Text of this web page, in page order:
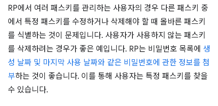
RP에서 여러 패스키를 관리하는 사용자의 경우 다른 패스키 중
에서 특정 패스키를 수정하거나 삭제해야 할 때 올바른 패스키
를 식별하는 것이 문제입니다. 사용자가 사용하지 않는 패스키
를 삭제하려는 경우가 좋은 예입니다. RP는 비밀번호 목록에 생
성 날짜 및 마지막 사용 날짜와 같은 비밀번호에 관한 정보를 첨
부하는 것이 좋습니다. 이를 통해 사용자는 특정 패스키를 찾을
수 있습니다.